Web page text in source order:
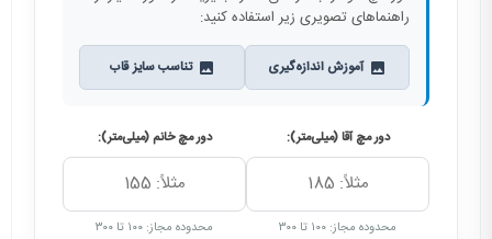
راهنماهای تصویری زیر استفاده کنید:
آموزش اندازه‌گیری تناسب سایز قاب
دور مچ آقا (میلی‌متر):
محدوده مجاز: ۱۰۰ تا ۳۰۰
دور مچ خانم (میلی‌متر):
محدوده مجاز: ۱۰۰ تا ۳۰۰